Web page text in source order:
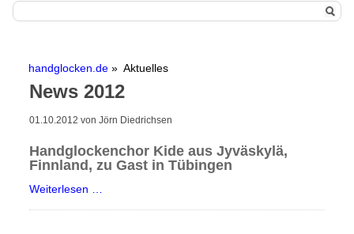
Handglockentermine
Kalenderansicht
Handglockenchöre
handglocken.de Aktuelles
News 2012
01.10.2012 von Jörn Diedrichsen
Handglockenchor Kide aus Jyväskylä,
Finnland, zu Gast in Tübingen
Weiterlesen …
Kide